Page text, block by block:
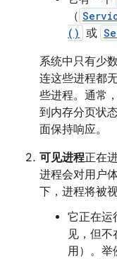
（
() 或
系统中只有少
连这些进程都
些进程。通常
到内存分页状
面保持响应。
可见进程正在
进程会对用户
下，进程将被
它正在运
见，但不
用）。举